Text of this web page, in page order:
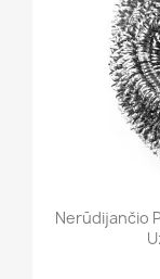
Nerūdijančio